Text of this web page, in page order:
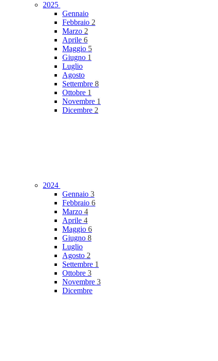
2025
Gennaio
Febbraio 2
Marzo 2
Aprile 6
Maggio 5
Giugno 1
Luglio
Agosto
Settembre 8
Ottobre 1
Novembre 1
Dicembre 2
2024
Gennaio 3
Febbraio 6
Marzo 4
Aprile 4
Maggio 6
Giugno 8
Luglio
Agosto 2
Settembre 1
Ottobre 3
Novembre 3
Dicembre